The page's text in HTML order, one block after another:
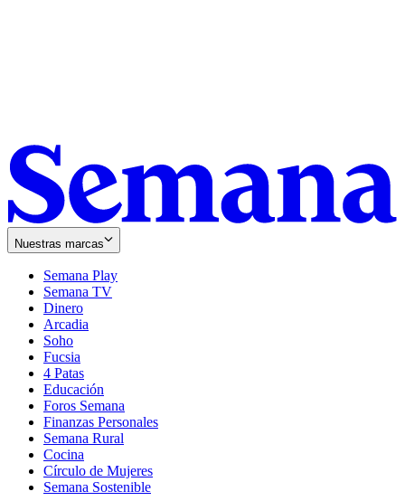
Nuestras marcas
Semana Play
Semana TV
Dinero
Arcadia
Soho
in
new
window
Fucsia
in
new
window
4 Patas
Educación
Foros Semana
Finanzas Personales
Semana Rural
Cocina
Círculo de Mujeres
Semana Sostenible